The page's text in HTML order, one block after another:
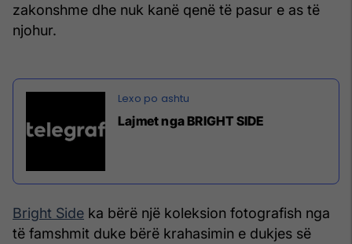
zakonshme dhe nuk kanë qenë të pasur e as të
njohur.
Lajmet nga BRIGHT SIDE
Bright Side ka bërë një koleksion fotografish nga
të famshmit duke bërë krahasimin e dukjes së